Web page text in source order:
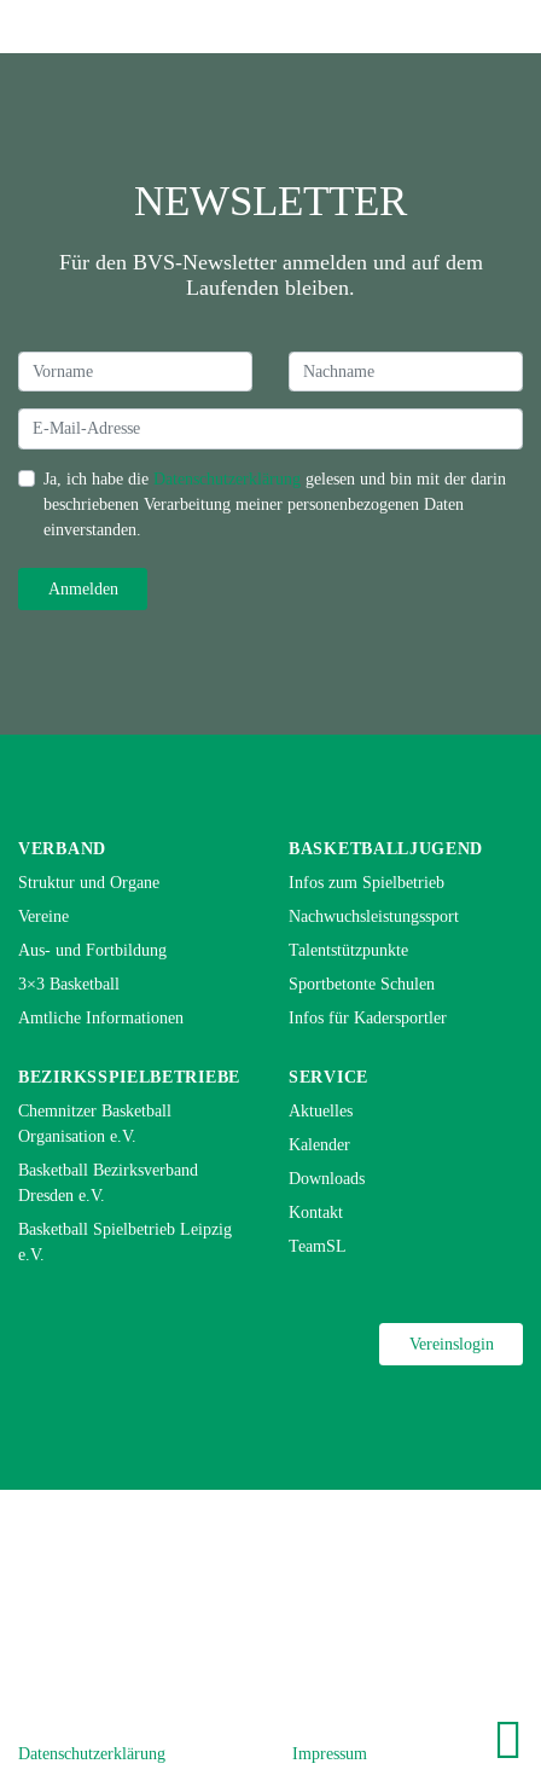
NEWSLETTER
Für den BVS-Newsletter anmelden und auf dem
Laufenden bleiben.
Ja, ich habe die Datenschutzerklärung gelesen und bin mit der darin
beschriebenen Verarbeitung meiner personenbezogenen Daten
einverstanden.
VERBAND
Struktur und Organe
Vereine
Aus- und Fortbildung
3×3 Basketball
Amtliche Informationen
BASKETBALLJUGEND
Infos zum Spielbetrieb
Nachwuchsleistungssport
Talentstützpunkte
Sportbetonte Schulen
Infos für Kadersportler
BEZIRKSSPIELBETRIEBE
Chemnitzer Basketball
Organisation e.V.
Basketball Bezirksverband
Dresden e.V.
Basketball Spielbetrieb Leipzig
e.V.
SERVICE
Aktuelles
Kalender
Downloads
Kontakt
TeamSL
Vereinslogin
Datenschutzerklärung Impressum